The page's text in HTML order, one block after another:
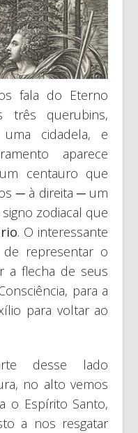
fala do Eterno
três querubins,
uma cidadela, e
aparece
centauro que
─ à direita ─ um
zodiacal que
. O interessante
representar o
a flecha de seus
para a
para voltar ao
desse lado
no alto vemos
o Espírito Santo,
a nos resgatar